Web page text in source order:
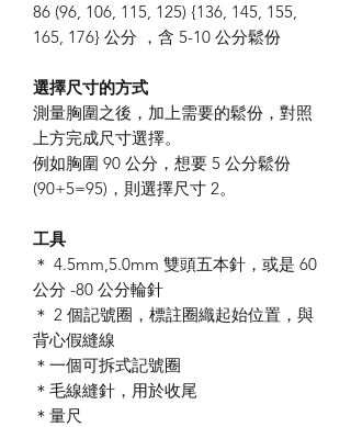
86 (96, 106, 115, 125) {136, 145, 155,
165, 176} 公分 ，含 5-10 公分鬆份
選擇尺寸的方式
測量胸圍之後，加上需要的鬆份，對照
上方完成尺寸選擇。
例如胸圍 90 公分，想要 5 公分鬆份
(90+5=95)，則選擇尺寸 2。
工具
＊ 4.5mm,5.0mm 雙頭五本針，或是 60
公分 -80 公分輪針
＊ 2 個記號圈，標註圈織起始位置，與
背心假縫線
＊一個可拆式記號圈
＊毛線縫針，用於收尾
＊量尺